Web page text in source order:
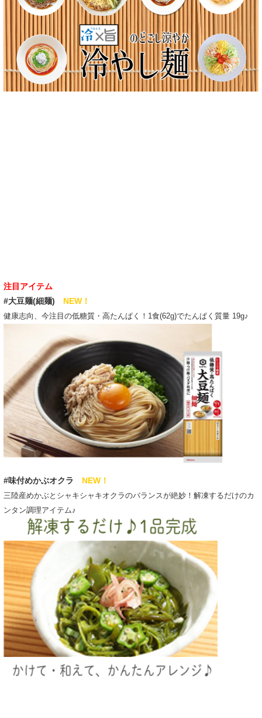
注目アイテム
#大豆麺(細麺) NEW！
健康志向、今注目の低糖質・高たんぱく！1食(62g)でたんぱく質量 19g♪
#味付めかぶオクラ NEW！
三陸産めかぶとシャキシャキオクラのバランスが絶妙！解凍するだけのカ
ンタン調理アイテム♪